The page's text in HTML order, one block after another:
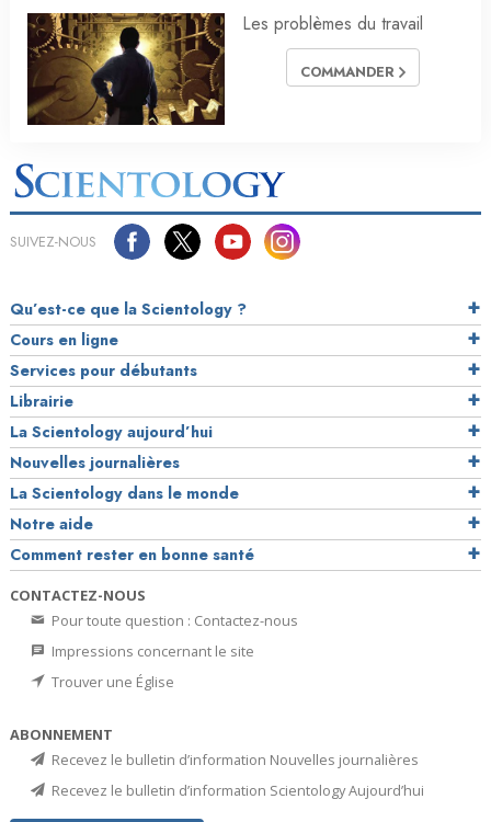
Les problèmes du travail
COMMANDER
SUIVEZ-NOUS
Qu’est-ce que la Scientology ?
Cours en ligne
Services pour débutants
Librairie
La Scientology aujourd’hui
Nouvelles journalières
La Scientology dans le monde
Notre aide
Comment rester en bonne santé
CONTACTEZ-NOUS
Pour toute question : Contactez-nous
Impressions concernant le site
Trouver une Église
ABONNEMENT
Recevez le bulletin d’information Nouvelles journalières
Recevez le bulletin d’information Scientology Aujourd’hui